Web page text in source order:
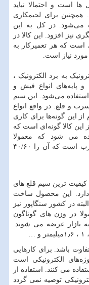
است و احتمالا نباید
برای لحیمکاری
آلیاز ۶۳/۳۷ بهره برده می‌شود. در کل به این
نیز افزود. این کالا در
است که هر تعمیرکار به
مورد نیاز است.
به برد الکترونیک ،
پایه‌های انواع فیش و
می‌شود. این سیم
و قلع. در واقع انواع
این گونه‌ها برای کاری
این کالا گونه‌ای است که
می شود که معمولا
دربردارنده‌ی ۶۰% فلز قلع و ۴۰% فلز سرب است که آن را ۴۰/۶۰
ترین سیم قلع های
دارد. این محصول ساخت
در کشور سنگاپور نیز
در وزن های گوناگون
۲۵۰گرم و ۵۰۰ گرم به بازار عرضه می شوند.
باشد. برای کارهایی
الکترونیکی است
می کنند. استفاده از
توصیه نمی گردد